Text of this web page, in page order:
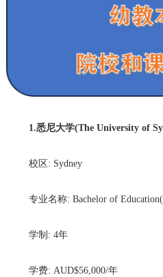
1.悉尼大学(The University of
校区: Sydney
专业名称: Bachelor of
学制: 4年
学费: AUD$56,000/年